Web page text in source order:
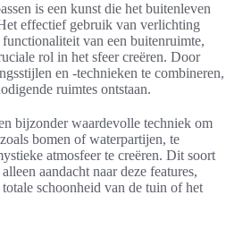
is een kunst die het buitenleven
effectief gebruik van verlichting
van een buitenruimte,
rol in het sfeer creëren. Door
en -technieken te combineren,
ruimtes ontstaan.
bijzonder waardevolle techniek om
bomen of waterpartijen, te
atmosfeer te creëren. Dit soort
aandacht naar deze features,
schoonheid van de tuin of het